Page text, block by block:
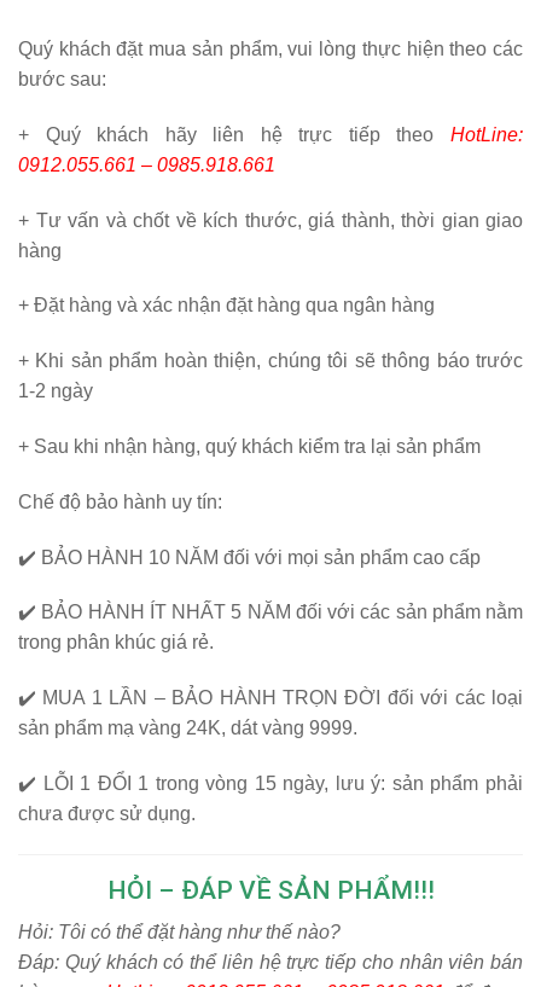
Quý khách đặt mua sản phẩm, vui lòng thực hiện theo các
bước sau:
+ Quý khách hãy liên hệ trực tiếp theo
HotLine:
0912.055.661 – 0985.918.661
+ Tư vấn và chốt về kích thước, giá thành, thời gian giao
hàng
+ Đặt hàng và xác nhận đặt hàng qua ngân hàng
+ Khi sản phẩm hoàn thiện, chúng tôi sẽ thông báo trước
1-2 ngày
+ Sau khi nhận hàng, quý khách kiểm tra lại sản phẩm
Chế độ bảo hành uy tín:
✔️ BẢO HÀNH 10 NĂM đối với mọi sản phẩm cao cấp
✔️ BẢO HÀNH ÍT NHẤT 5 NĂM đối với các sản phẩm nằm
trong phân khúc giá rẻ.
✔️ MUA 1 LẦN – BẢO HÀNH TRỌN ĐỜI đối với các loại
sản phẩm mạ vàng 24K, dát vàng 9999.
✔️ LỖI 1 ĐỔI 1 trong vòng 15 ngày, lưu ý: sản phẩm phải
chưa được sử dụng.
HỎI – ĐÁP VỀ SẢN PHẨM!!!
Hỏi: Tôi có thể đặt hàng như thế nào?
Đáp: Quý khách có thể liên hệ trực tiếp cho nhân viên bán